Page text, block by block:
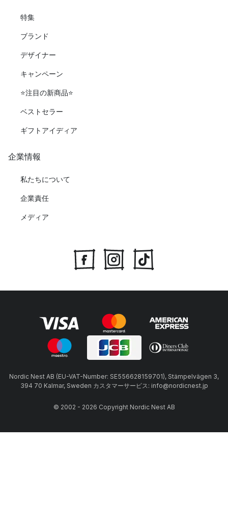
特集
ブランド
デザイナー
キャンペーン
⭐️注目の新商品⭐️
ベストセラー
ギフトアイディア
企業情報
私たちについて
企業責任
メディア
Nordic Nest AB (EU-VAT-Number: SE556628159701), Stämpelvägen 3,
394 70 Kalmar, Sweden カスタマーサービス: info@nordicnest.jp
© 2002 - 2026 Copyright Nordic Nest AB